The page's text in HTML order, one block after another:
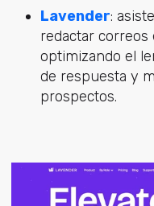
Lavender:
redactar correos
optimizando el
de respuesta y
prospectos.